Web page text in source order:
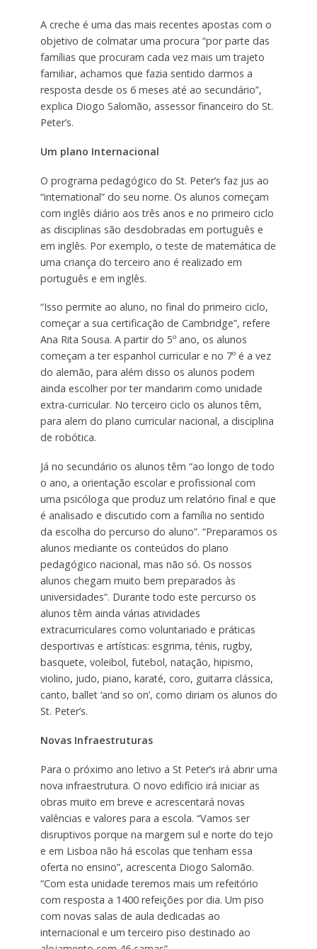
A creche é uma das mais recentes apostas com o
objetivo de colmatar uma procura “por parte das
famílias que procuram cada vez mais um trajeto
familiar, achamos que fazia sentido darmos a
resposta desde os 6 meses até ao secundário”,
explica Diogo Salomão, assessor financeiro do St.
Peter’s.
Um plano Internacional
O programa pedagógico do St. Peter’s faz jus ao
“international” do seu nome. Os alunos começam
com inglês diário aos três anos e no primeiro ciclo
as disciplinas são desdobradas em português e
em inglês. Por exemplo, o teste de matemática de
uma criança do terceiro ano é realizado em
português e em inglês.
“Isso permite ao aluno, no final do primeiro ciclo,
começar a sua certificação de Cambridge”, refere
Ana Rita Sousa. A partir do 5º ano, os alunos
começam a ter espanhol curricular e no 7º é a vez
do alemão, para além disso os alunos podem
ainda escolher por ter mandarim como unidade
extra-curricular. No terceiro ciclo os alunos têm,
para alem do plano curricular nacional, a disciplina
de robótica.
Já no secundário os alunos têm “ao longo de todo
o ano, a orientação escolar e profissional com
uma psicóloga que produz um relatório final e que
é analisado e discutido com a família no sentido
da escolha do percurso do aluno”. “Preparamos os
alunos mediante os conteúdos do plano
pedagógico nacional, mas não só. Os nossos
alunos chegam muito bem preparados às
universidades”. Durante todo este percurso os
alunos têm ainda várias atividades
extracurriculares como voluntariado e práticas
desportivas e artísticas: esgrima, ténis, rugby,
basquete, voleibol, futebol, natação, hipismo,
violino, judo, piano, karaté, coro, guitarra clássica,
canto, ballet ‘and so on’, como diriam os alunos do
St. Peter’s.
Novas Infraestruturas
Para o próximo ano letivo a St Peter’s irá abrir uma
nova infraestrutura. O novo edifício irá iniciar as
obras muito em breve e acrescentará novas
valências e valores para a escola. “Vamos ser
disruptivos porque na margem sul e norte do tejo
e em Lisboa não há escolas que tenham essa
oferta no ensino”, acrescenta Diogo Salomão.
“Com esta unidade teremos mais um refeitório
com resposta a 1400 refeições por dia. Um piso
com novas salas de aula dedicadas ao
internacional e um terceiro piso destinado ao